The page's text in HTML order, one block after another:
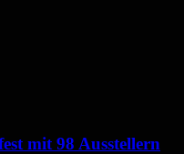
mit 98 Ausstellern